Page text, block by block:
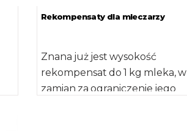
zakończyć szybciej w tych
Rekompensaty dla mleczarzy
Znana już jest wysokość
rekompensat do 1 kg mleka, w
zamian za ograniczenie jego